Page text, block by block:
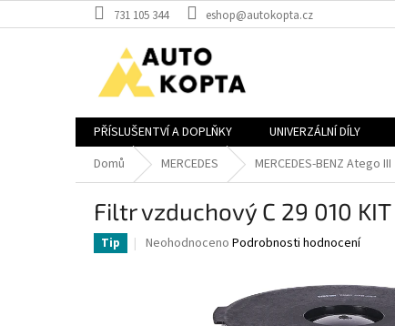
na
731 105 344 eshop@autokopta.cz
PŘÍSLUŠENTVÍ A DOPLŇKY UNIVERZÁLNÍ DÍLY
Domů
MERCEDES MERCEDES-BENZ Atego III
Filtr vzduchový C 29 010 KIT
Tip
Průměrné
Neohodnoceno Podrobnosti hodnocení